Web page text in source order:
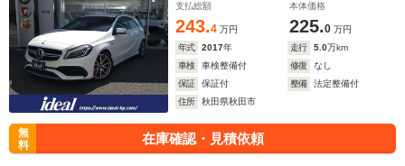
支払総額
243.4 万円
本体価格
225.0 万円
年式
2017年 走行 5.0万km
車検
車検整備付 修復
なし
保証
保証付 整備
法定整備付
住所
秋田県秋田市
無
料
在庫確認・見積依頼